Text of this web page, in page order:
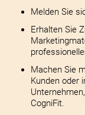
Melden Sie
Erhalten Sie
Machen Sie
Kunden oder
CogniFit.